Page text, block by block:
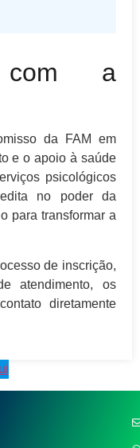
com a
da FAM em
e o apoio à saúde
psicológicos
no poder da
para transformar a
de inscrição,
atendimento, os
diretamente